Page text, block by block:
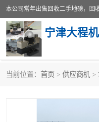
宁津大程
当前位置： 首页 > 供应商机 >